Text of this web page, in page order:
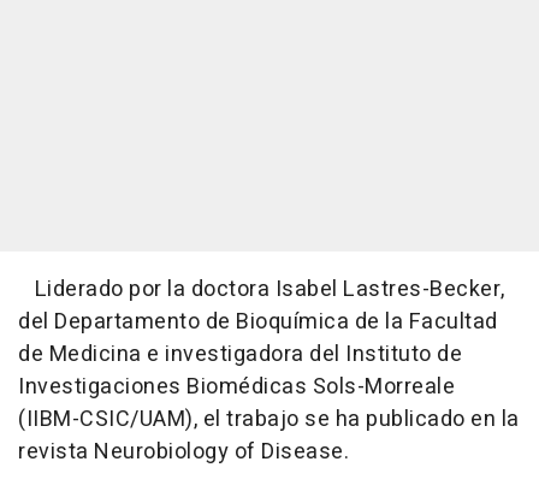
Liderado por la doctora Isabel Lastres-Becker,
del Departamento de Bioquímica de la Facultad
de Medicina e investigadora del Instituto de
Investigaciones Biomédicas Sols-Morreale
(IIBM-CSIC/UAM), el trabajo se ha publicado en la
revista Neurobiology of Disease.